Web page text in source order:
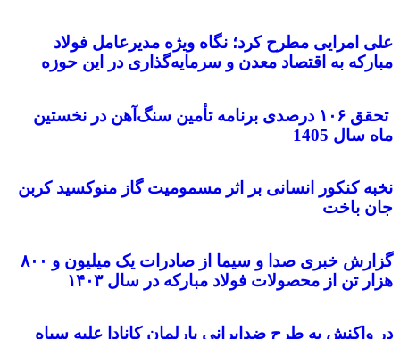
علی امرایی مطرح کرد؛ نگاه ویژه مدیرعامل فولاد
مبارکه به اقتصاد معدن و سرمایه‌گذاری در این حوزه
تحقق ۱۰۶ درصدی برنامه تأمین سنگ‌آهن در نخستین
ماه سال 1405
نخبه کنکور انسانی بر اثر مسمومیت گاز منوکسید کربن
جان باخت‌
گزارش خبری صدا و سیما از صادرات یک میلیون و ۸۰۰
هزار تن از محصولات فولاد مبارکه در سال ۱۴۰۳
در واکنش به طرح ضدایرانی پارلمان کانادا علیه سپاه